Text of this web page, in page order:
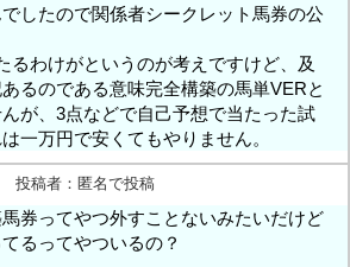
したので関係者シークレット馬券の公
るわけがというのが考えですけど、及
るのである意味完全構築の馬単VERと
が、3点などで自己予想で当たった試
一万円で安くてもやりません。
投稿者： 匿名で投稿
券ってやつ外すことないみたいだけど
るってやついるの？